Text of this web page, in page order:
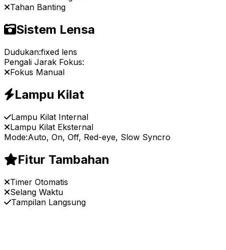
Tahan Banting
Sistem Lensa
Dudukan:fixed lens
Pengali Jarak Fokus:
Fokus Manual
Lampu Kilat
Lampu Kilat Internal
Lampu Kilat Eksternal
Mode:Auto, On, Off, Red-eye, Slow Syncro
Fitur Tambahan
Timer Otomatis
Selang Waktu
Tampilan Langsung